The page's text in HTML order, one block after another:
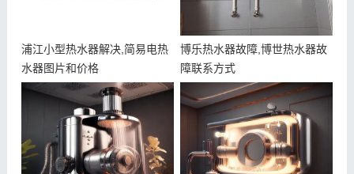
浦江小型热水器解决,简易电热
水器图片和价格
博乐热水器故障,博世热水器故
障联系方式